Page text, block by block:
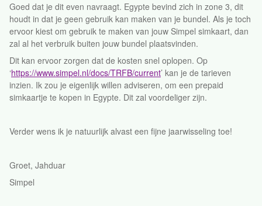
Goed dat je dit even navraagt. Egypte bevind zich in zone 3, dit
houdt in dat je geen gebruik kan maken van je bundel. Als je toch
ervoor kiest om gebruik te maken van jouw Simpel simkaart, dan
zal al het verbruik buiten jouw bundel plaatsvinden.
Dit kan ervoor zorgen dat de kosten snel oplopen. Op
‘https://www.simpel.nl/docs/TRFB/current’ kan je de tarieven
inzien. Ik zou je eigenlijk willen adviseren, om een prepaid
simkaartje te kopen in Egypte. Dit zal voordeliger zijn.
Verder wens ik je natuurlijk alvast een fijne jaarwisseling toe!
Groet, Jahduar
Simpel